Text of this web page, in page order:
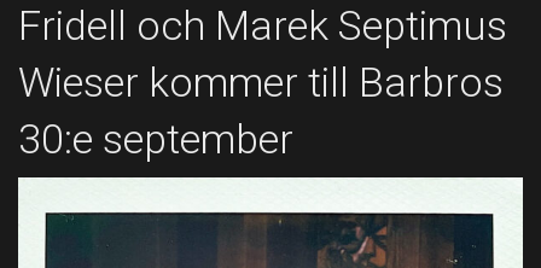
Fridell och Marek Septimus
Wieser kommer till Barbros
30:e september